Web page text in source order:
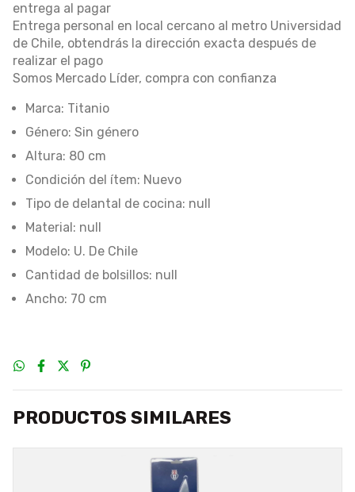
entrega al pagar
Entrega personal en local cercano al metro Universidad
de Chile, obtendrás la dirección exacta después de
realizar el pago
Somos Mercado Líder, compra con confianza
Marca: Titanio
Género: Sin género
Altura: 80 cm
Condición del ítem: Nuevo
Tipo de delantal de cocina: null
Material: null
Modelo: U. De Chile
Cantidad de bolsillos: null
Ancho: 70 cm
PRODUCTOS SIMILARES